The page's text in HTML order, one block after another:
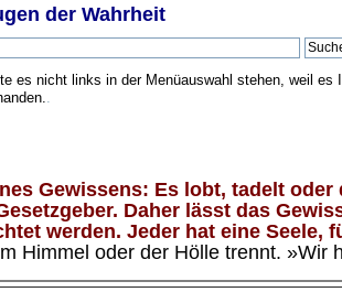
der Wahrheit
es nicht links in der Menüauswahl stehen, weil es
.
Gewissens: Es lobt, tadelt
Daher lässt das
werden. Jeder hat eine Seele,
Himmel oder der Hölle trennt.